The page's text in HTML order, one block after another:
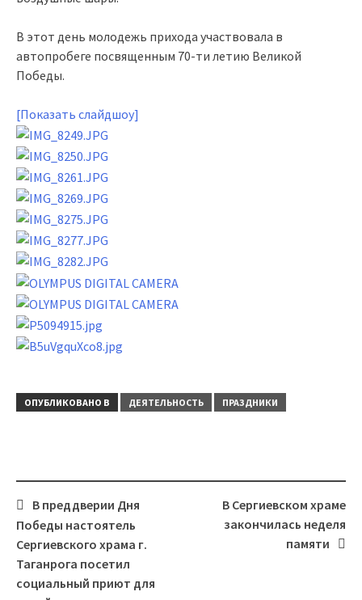
В этот день молодежь прихода участвовала в
автопробеге посвященным 70-ти летию Великой
Победы.
[Показать слайдшоу]
ОПУБЛИКОВАНО В ДЕЯТЕЛЬНОСТЬ ПРАЗДНИКИ
Навигация
В преддверии Дня
Победы настоятель
Сергиевского храма г.
Таганрога посетил
социальный приют для
В Сергиевском храме
закончилась неделя
памяти